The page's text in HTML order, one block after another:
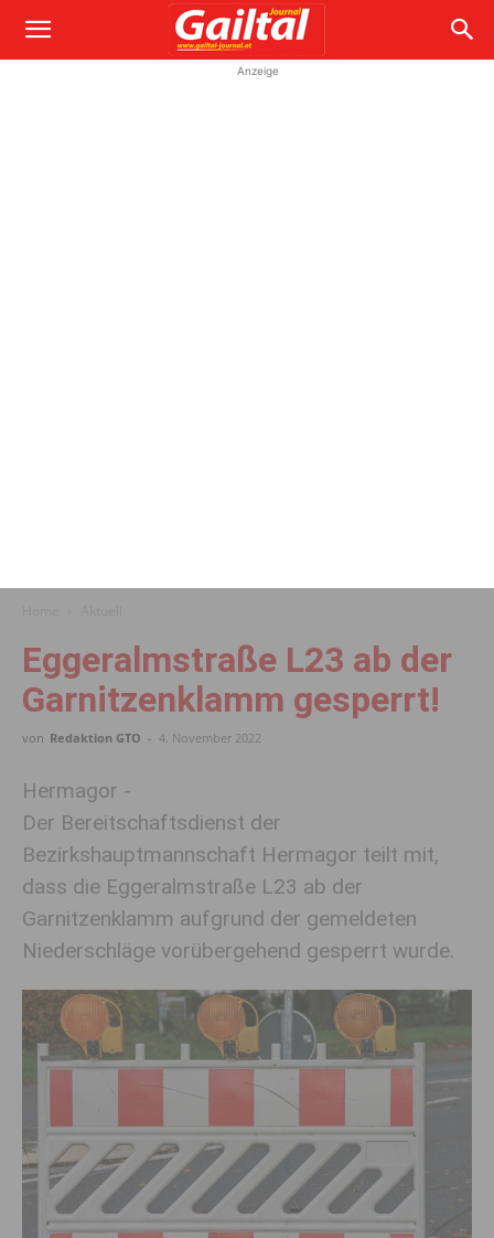
Anzeige
Eggeralmstraße L23 ab der
Garnitzenklamm gesperrt!
von Redaktion GTO - 4. November 2022
Hermagor -
Der Bereitschaftsdienst der
Bezirkshauptmannschaft Hermagor teilt mit,
dass die Eggeralmstraße L23 ab der
Garnitzenklamm aufgrund der gemeldeten
Niederschläge vorübergehend gesperrt wurde.